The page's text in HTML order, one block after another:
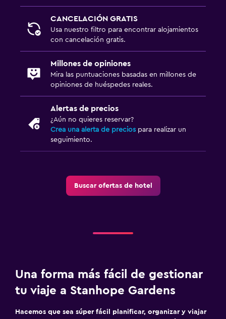
CANCELACIÓN GRATIS
Usa nuestro filtro para encontrar alojamientos
con cancelación gratis.
Millones de opiniones
Mira las puntuaciones basadas en millones de
opiniones de huéspedes reales.
Alertas de precios
¿Aún no quieres reservar?
Crea una alerta de precios para realizar un
seguimiento.
Buscar ofertas de hotel
Una forma más fácil de gestionar
tu viaje a Stanhope Gardens
Hacemos que sea súper fácil planificar, organizar y viajar